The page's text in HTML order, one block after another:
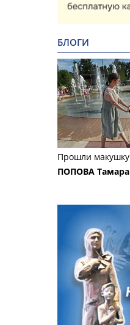
БЛОГИ
Прошли макушку
ПОПОВА Тамара